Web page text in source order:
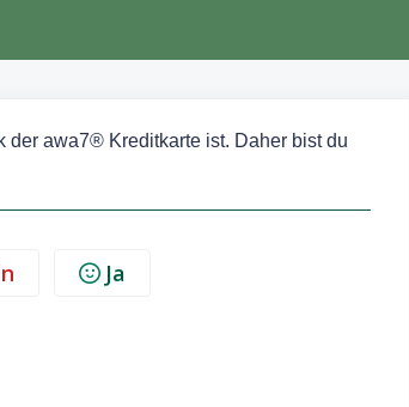
awa7® Kreditkarte ist. Daher bist du
Ja